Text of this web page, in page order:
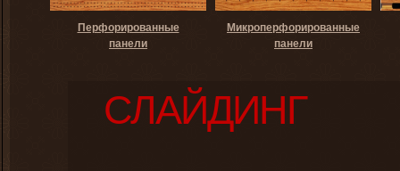
Перфорированные
панели
Микроперфорированные
панели
СЛАЙДИНГ